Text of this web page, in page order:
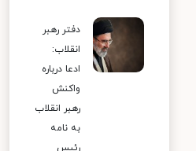
دفتر رهبر
انقلاب:
ادعا درباره
واکنش
رهبر انقلاب
به نامه
رئیس